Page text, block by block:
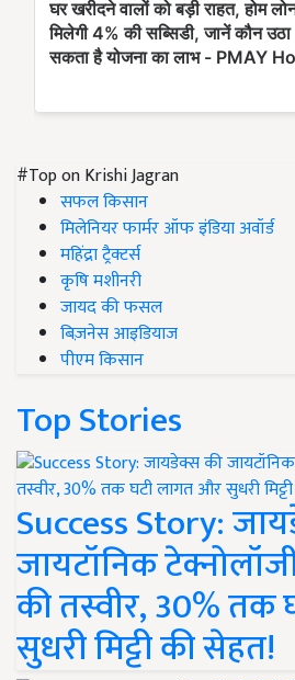
#Top on Krishi Jagran
सफल किसान
मिलेनियर फार्मर ऑफ इंडिया अवॉर्ड
महिंद्रा ट्रैक्टर्स
कृषि मशीनरी
जायद की फसल
बिज़नेस आइडियाज
पीएम किसान
Top Stories
Success Story:
जायटॉनिक
की तस्वीर, 30%
सुधरी मिट्टी की सेहत!